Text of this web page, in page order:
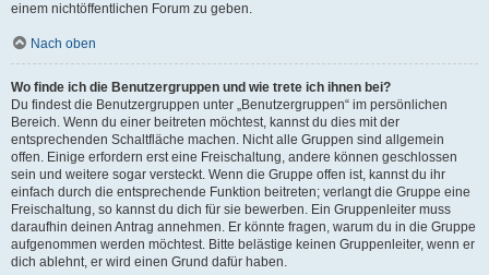
einem nichtöffentlichen Forum zu geben.
Nach oben
Wo finde ich die Benutzergruppen und wie trete ich ihnen bei?
Du findest die Benutzergruppen unter „Benutzergruppen“ im persönlichen
Bereich. Wenn du einer beitreten möchtest, kannst du dies mit der
entsprechenden Schaltfläche machen. Nicht alle Gruppen sind allgemein
offen. Einige erfordern erst eine Freischaltung, andere können geschlossen
sein und weitere sogar versteckt. Wenn die Gruppe offen ist, kannst du ihr
einfach durch die entsprechende Funktion beitreten; verlangt die Gruppe eine
Freischaltung, so kannst du dich für sie bewerben. Ein Gruppenleiter muss
daraufhin deinen Antrag annehmen. Er könnte fragen, warum du in die Gruppe
aufgenommen werden möchtest. Bitte belästige keinen Gruppenleiter, wenn er
dich ablehnt, er wird einen Grund dafür haben.